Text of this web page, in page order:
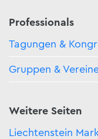
Professionals
Tagungen &
Gruppen &
Weitere Seiten
Liechtenstein